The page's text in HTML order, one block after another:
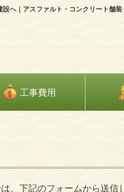
へ｜アスファルト・コンクリート舗装
工事費用
、下記のフォームから送信